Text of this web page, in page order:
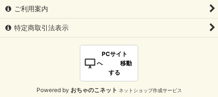
ご利用案内
特定商取引法表示
PCサイト
へ 移動
する
Powered by おちゃのこネット ネットショップ作成サービス